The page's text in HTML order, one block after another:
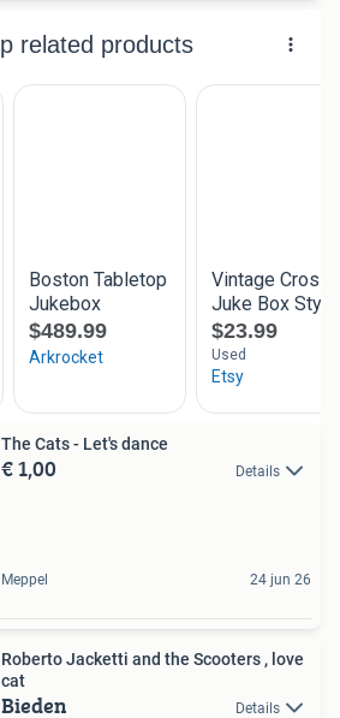
The Cats - Let's dance
€ 1,00 Details
Meppel 24 jun 26
Roberto Jacketti and the Scooters , love
cat
Bieden Details